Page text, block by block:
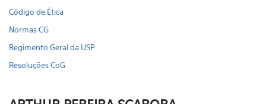
Código de Ética
Normas CG
Regimento Geral da USP
Resoluções CoG